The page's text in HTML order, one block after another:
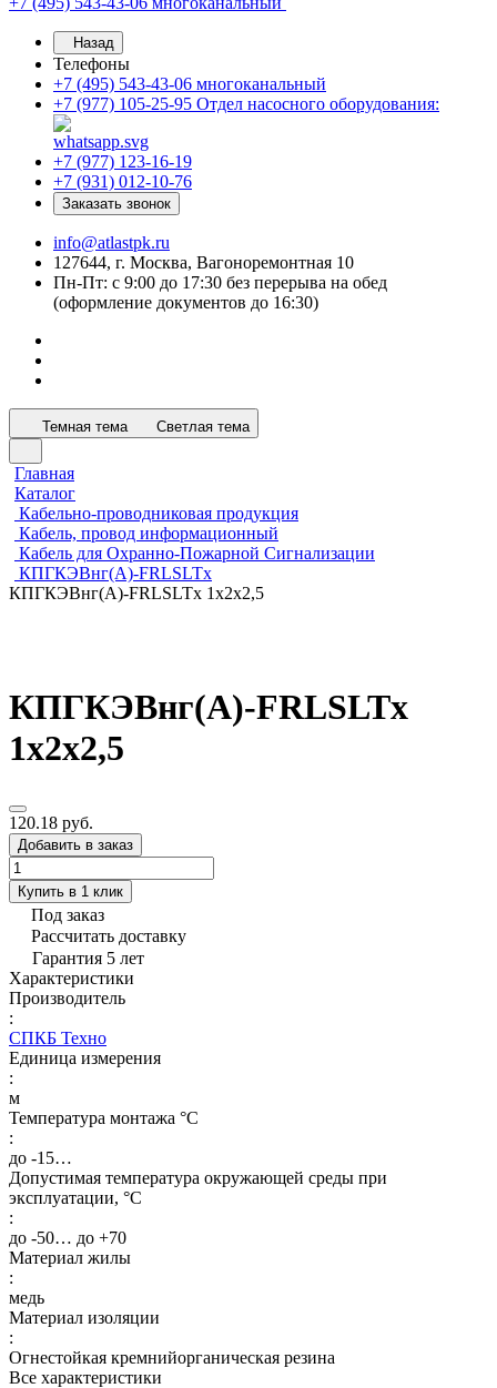
Назад
Телефоны
+7 (495) 543-43-06 многоканальный
+7 (977) 105-25-95 Отдел насосного оборудования:
+7 (977) 123-16-19
+7 (931) 012-10-76
Заказать звонок
info@atlastpk.ru
127644, г. Москва, Вагоноремонтная 10
Пн-Пт: с 9:00 до 17:30 без перерыва на обед
(оформление документов до 16:30)
Темная тема Светлая тема
Главная
Каталог
Кабельно-проводниковая продукция
Кабель, провод информационный
Кабель для Охранно-Пожарной Сигнализации
КПГКЭВнг(А)-FRLSLTx
КПГКЭВнг(А)-FRLSLTx 1х2х2,5
КПГКЭВнг(А)-FRLSLTx
1х2х2,5
120.18 руб.
Добавить в заказ
Купить в 1 клик
Под заказ
Рассчитать доставку
Гарантия 5 лет
Характеристики
Производитель
:
СПКБ Техно
Единица измерения
:
м
Температура монтажа °C
:
до -15…
Допустимая температура окружающей среды при
эксплуатации, °C
:
до -50… до +70
Материал жилы
:
медь
Материал изоляции
:
Огнестойкая кремнийорганическая резина
Все характеристики